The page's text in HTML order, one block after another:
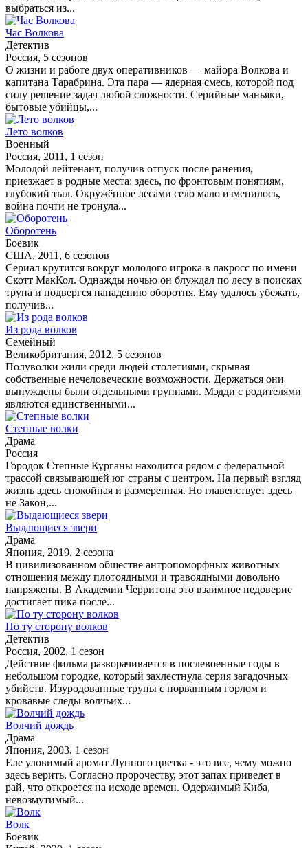
выбраться из...
Час Волкова
Детектив
Россия, 5 сезонов
О жизни и работе двух оперативников — майора Волкова и
капитана Тарабрина. Эта пара — ядерная смесь, которой под
силу решение задач любой сложности. Серийные маньяки,
бытовые убийцы,...
Лето волков
Военный
Россия, 2011, 1 сезон
Молодой лейтенант, получив отпуск после ранения,
приезжает в родные места: здесь, по фронтовым понятиям,
глубокий тыл. Окружённое лесами село мало изменилось,
война почти не тронула...
Оборотень
Боевик
США, 2011, 6 сезонов
Сериал крутится вокруг молодого игрока в лакросс по имени
Скотт МакКол. Однажды ночью он блуждал по лесу в поисках
трупа и подвергся нападению оборотня. Ему удалось убежать,
получив...
Из рода волков
Семейный
Великобритания, 2012, 5 сезонов
Полуволки жили среди людей столетиями, скрывая
собственные нечеловеческие возможности. Держаться они
вынуждены были отдельными группами. Мэдди с родителями
являются единственными...
Степные волки
Драма
Россия
Городок Степные Курганы находится рядом с федеральной
трассой связывающей юг страны с центром. На первый взгляд
жизнь здесь спокойная и размеренная. Но главенствует здесь
не Закон,...
Выдающиеся звери
Драма
Япония, 2019, 2 сезона
В цивилизованном обществе антропоморфных животных
отношения между плотоядными и травоядными довольно
напряжены. В Академии Черритона это взаимное недоверие
достигает пика после...
По ту сторону волков
Детектив
Россия, 2002, 1 сезон
Действие фильма разворачивается в послевоенные годы в
небольшом городке, который захлестнула серия загадочных
убийств. Изуродованные трупы с порванным горлом и
кровавые следы волчьих...
Волчий дождь
Драма
Япония, 2003, 1 сезон
Еле уловимый аромат Лунного цветка - это все, чему можно
здесь верить. Согласно пророчеству, этот запах приведет в
рай, что откроется на исходе времен. Одержимый Киба,
невозмутимый...
Волк
Боевик